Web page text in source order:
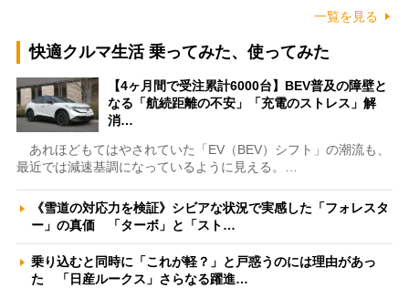
一覧を見る
快適クルマ生活 乗ってみた、使ってみた
【4ヶ月間で受注累計6000台】BEV普及の障壁と
なる「航続距離の不安」「充電のストレス」解
消…
あれほどもてはやされていた「EV（BEV）シフト」の潮流も、
最近では減速基調になっているように見える。…
《雪道の対応力を検証》シビアな状況で実感した「フォレスタ
ー」の真価 「ターボ」と「スト…
乗り込むと同時に「これが軽？」と戸惑うのには理由があっ
た 「日産ルークス」さらなる躍進…